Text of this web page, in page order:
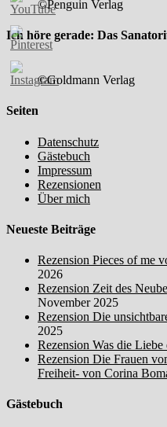
©Penguin Verlag
Ich höre gerade: Das
©Goldmann Verlag
Seiten
Datenschutz
Gästebuch
Impressum
Rezensionen
Über mich
Neueste Beiträge
Rezension Pieces of me
2026
Rezension Zeit des
November 2025
Rezension Die
2025
Rezension Was die Liebe
Rezension Die Frauen
Freiheit- von Corina
Gästebuch